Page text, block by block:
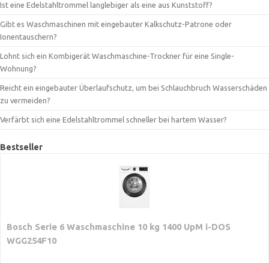
Ist eine Edelstahltrommel langlebiger als eine aus Kunststoff?
Gibt es Waschmaschinen mit eingebauter Kalkschutz-Patrone oder
Ionentauschern?
Lohnt sich ein Kombigerät Waschmaschine-Trockner für eine Single-
Wohnung?
Reicht ein eingebauter Überlaufschutz, um bei Schlauchbruch Wasserschäden
zu vermeiden?
Verfärbt sich eine Edelstahltrommel schneller bei hartem Wasser?
Bestseller
Bosch Serie 6 Waschmaschine 10 kg 1400 UpM i-DOS
WGG254F10